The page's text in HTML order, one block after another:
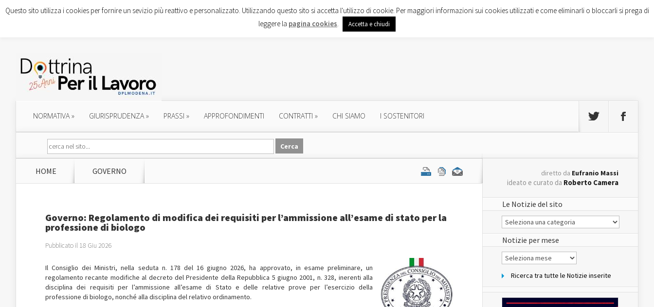
NORMATIVA» GIURISPRUDENZA» PRASSI » APPROFONDIMENTI CONTRATTI » CHI SIAMO I SOSTENITORI
HOME GOVERNO
Governo: Regolamento di modifica dei requisiti per l’ammissione all’esame di stato per la
professione di biologo
Pubblicato il 18 Giu 2026
Il Consiglio dei Ministri, nella seduta n. 178 del 16 giugno 2026, ha approvato, in esame preliminare, un
regolamento recante modifiche al decreto del Presidente della Repubblica 5 giugno 2001, n. 328, inerenti alla
disciplina dei requisiti per l’ammissione all’esame di Stato e delle relative prove per l’esercizio della
professione di biologo, nonché alla disciplina del relativo ordinamento.
diretto da Eufranio Massi
ideato e curato da Roberto Camera
Le Notizie del sito
Le
Notizie
del
sito
Notizie per mese
Notizie
per
Ricerca tra tutte le Notizie inserite
Questo sito utilizza i cookies per fornire un sevizio più reattivo e personalizzato. Utilizzando questo sito si accetta l'utilizzo di cookie. Per maggiori informazioni sui cookies utilizzati e come eliminarli o bloccarli si prega di
leggere la pagina cookies. Accetta e chiudi